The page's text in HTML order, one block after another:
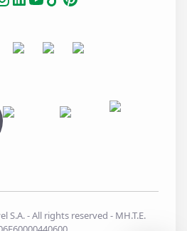
S.A. - All rights reserved - MH.T.E.